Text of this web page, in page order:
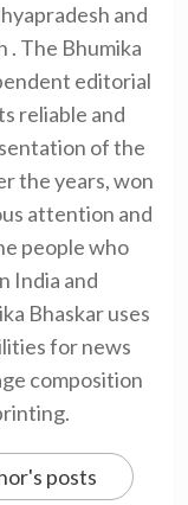
and
. The Bhumika
editorial
reliable and
of the
the years, won
attention and
people who
India and
Bhaskar uses
for news
composition
posts